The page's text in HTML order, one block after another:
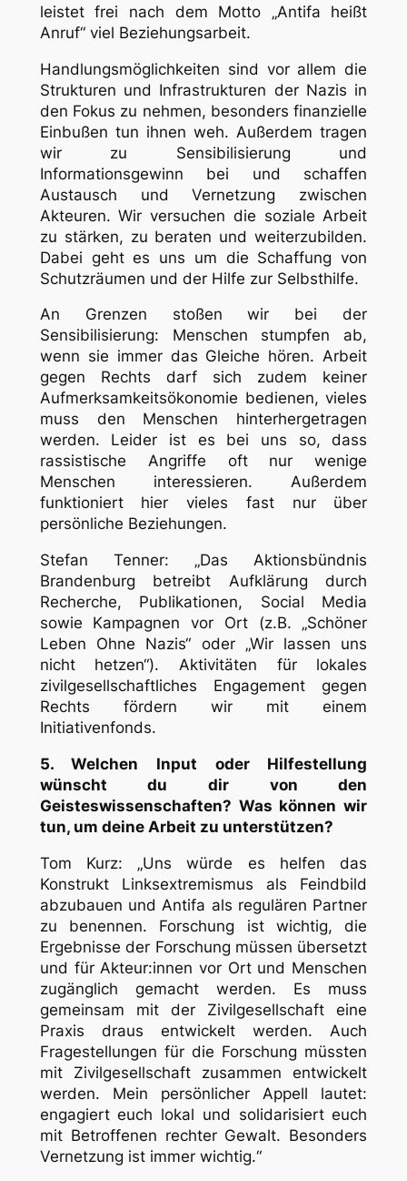
leistet frei nach dem Motto „Antifa heißt
Anruf“ viel Beziehungsarbeit.
Handlungsmöglichkeiten sind vor allem die
Strukturen und Infrastrukturen der Nazis in
den Fokus zu nehmen, besonders finanzielle
Einbußen tun ihnen weh. Außerdem tragen
wir zu Sensibilisierung und
Informationsgewinn bei und schaffen
Austausch und Vernetzung zwischen
Akteuren. Wir versuchen die soziale Arbeit
zu stärken, zu beraten und weiterzubilden.
Dabei geht es uns um die Schaffung von
Schutzräumen und der Hilfe zur Selbsthilfe.
An Grenzen stoßen wir bei der
Sensibilisierung: Menschen stumpfen ab,
wenn sie immer das Gleiche hören. Arbeit
gegen Rechts darf sich zudem keiner
Aufmerksamkeitsökonomie bedienen, vieles
muss den Menschen hinterhergetragen
werden. Leider ist es bei uns so, dass
rassistische Angriffe oft nur wenige
Menschen interessieren. Außerdem
funktioniert hier vieles fast nur über
persönliche Beziehungen.
Stefan Tenner: „Das Aktionsbündnis
Brandenburg betreibt Aufklärung durch
Recherche, Publikationen, Social Media
sowie Kampagnen vor Ort (z.B. „Schöner
Leben Ohne Nazis“ oder „Wir lassen uns
nicht hetzen“). Aktivitäten für lokales
zivilgesellschaftliches Engagement gegen
Rechts fördern wir mit einem
Initiativenfonds.
5. Welchen Input oder Hilfestellung
wünscht du dir von den
Geisteswissenschaften? Was können wir
tun, um deine Arbeit zu unterstützen?
Tom Kurz: „Uns würde es helfen das
Konstrukt Linksextremismus als Feindbild
abzubauen und Antifa als regulären Partner
zu benennen. Forschung ist wichtig, die
Ergebnisse der Forschung müssen übersetzt
und für Akteur:innen vor Ort und Menschen
zugänglich gemacht werden. Es muss
gemeinsam mit der Zivilgesellschaft eine
Praxis draus entwickelt werden. Auch
Fragestellungen für die Forschung müssten
mit Zivilgesellschaft zusammen entwickelt
werden. Mein persönlicher Appell lautet:
engagiert euch lokal und solidarisiert euch
mit Betroffenen rechter Gewalt. Besonders
Vernetzung ist immer wichtig.“